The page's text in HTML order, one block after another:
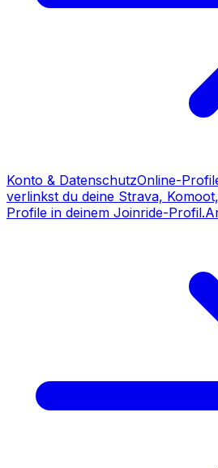
Konto & DatenschutzOnline-
verlinkst du deine Strava,
Profile in deinem Joinride-Profil.